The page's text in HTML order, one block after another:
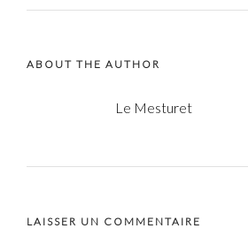
ABOUT THE AUTHOR
Le Mesturet
LAISSER UN COMMENTAIRE